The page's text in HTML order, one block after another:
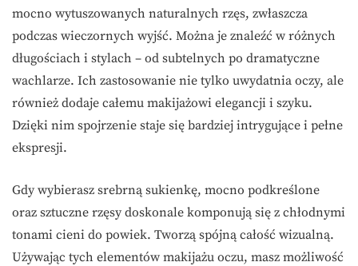
mocno wytuszowanych naturalnych rzęs, zwłaszcza
podczas wieczornych wyjść. Można je znaleźć w różnych
długościach i stylach – od subtelnych po dramatyczne
wachlarze. Ich zastosowanie nie tylko uwydatnia oczy, ale
również dodaje całemu makijażowi elegancji i szyku.
Dzięki nim spojrzenie staje się bardziej intrygujące i pełne
ekspresji.
Gdy wybierasz srebrną sukienkę, mocno podkreślone
oraz sztuczne rzęsy doskonale komponują się z chłodnymi
tonami cieni do powiek. Tworzą spójną całość wizualną.
Używając tych elementów makijażu oczu, masz możliwość